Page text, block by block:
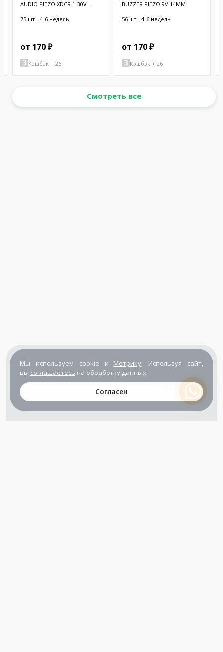
AUDIO PIEZO XDCR 1-30V
75 шт - 4-6 недель
от 170 ₽
Кэшбэк + 26
BUZZER PIEZO 9V 14MM
56 шт - 4-6 недель
от 170 ₽
Кэшбэк + 26
Смотреть все
Мы используем cookie и Метрику. Используя сайт,
вы соглашаетесь на обработку данных.
Согласен